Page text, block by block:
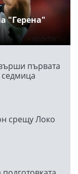
"Герена"
първата
срещу Локо